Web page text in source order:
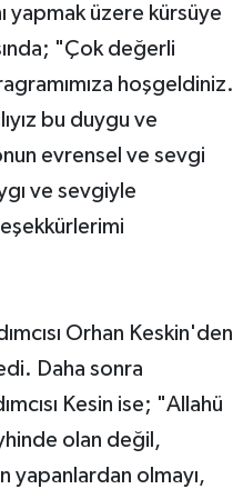
yapmak üzere kürsüye
"Çok değerli
hoşgeldiniz.
bu duygu ve
evrensel ve sevgi
ve sevgiyle
Orhan Keskin'den
Daha sonra
Kesin ise; "Allahü
olan değil,
yapanlardan olmayı,